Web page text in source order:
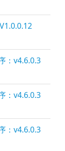
：v4.6.0.3
：v4.6.0.3
：v4.6.0.3